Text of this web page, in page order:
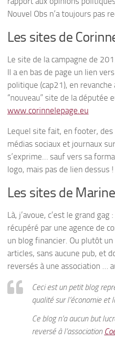
Nouvel Obs n’a toujours pas
Les sites de
Le site de la campagne de
Il a en bas de page un lien
politique (cap21), en revanche
“nouveau” site de la députée
www.corinnelepage.eu
Lequel site fait, en footer,
médias sociaux et journaux
s’exprime… sauf vers sa
logo, mais pas de lien dessus !
Les sites de
Là, j’avoue, c’est le grand gag :
récupéré par une agence de
un blog financier. Ou plutôt
articles, sans aucune pub, et
reversés à une association …
Ceci est un petit blog
qualité sur l’économie et
Ce blog n’a aucun but
reversé à l’association